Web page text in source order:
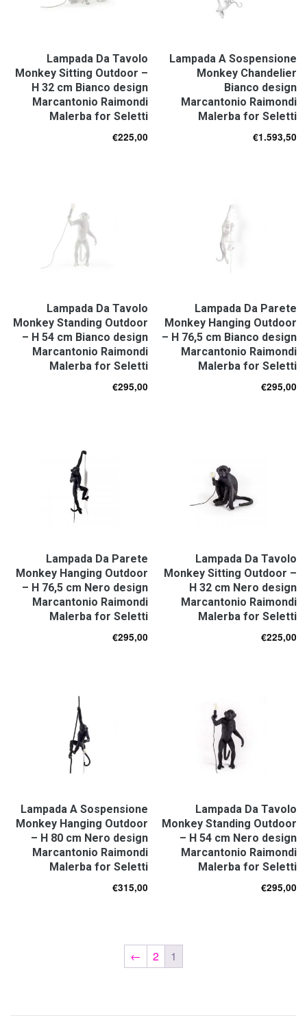
Lampada A Sospensione
Monkey Chandelier
Bianco design
Marcantonio Raimondi
Malerba for Seletti
€1.593,50
Lampada Da Tavolo
Monkey Sitting Outdoor –
H 32 cm Bianco design
Marcantonio Raimondi
Malerba for Seletti
€225,00
Lampada Da Parete
Monkey Hanging Outdoor
– H 76,5 cm Bianco design
Marcantonio Raimondi
Malerba for Seletti
€295,00
Lampada Da Tavolo
Monkey Standing Outdoor
– H 54 cm Bianco design
Marcantonio Raimondi
Malerba for Seletti
€295,00
Lampada Da Tavolo
Monkey Sitting Outdoor –
H 32 cm Nero design
Marcantonio Raimondi
Malerba for Seletti
€225,00
Lampada Da Parete
Monkey Hanging Outdoor
– H 76,5 cm Nero design
Marcantonio Raimondi
Malerba for Seletti
€295,00
Lampada Da Tavolo
Monkey Standing Outdoor
– H 54 cm Nero design
Marcantonio Raimondi
Malerba for Seletti
€295,00
Lampada A Sospensione
Monkey Hanging Outdoor
– H 80 cm Nero design
Marcantonio Raimondi
Malerba for Seletti
€315,00
1
2
←